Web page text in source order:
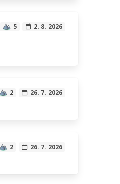
5 2. 8. 2026
2 26. 7. 2026
2 26. 7. 2026